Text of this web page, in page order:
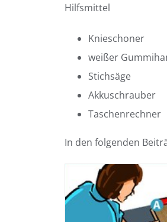
Hilfsmittel
Knieschoner
weißer
Stichsäge
Akkuschrauber
Taschenrechner
In den folgenden